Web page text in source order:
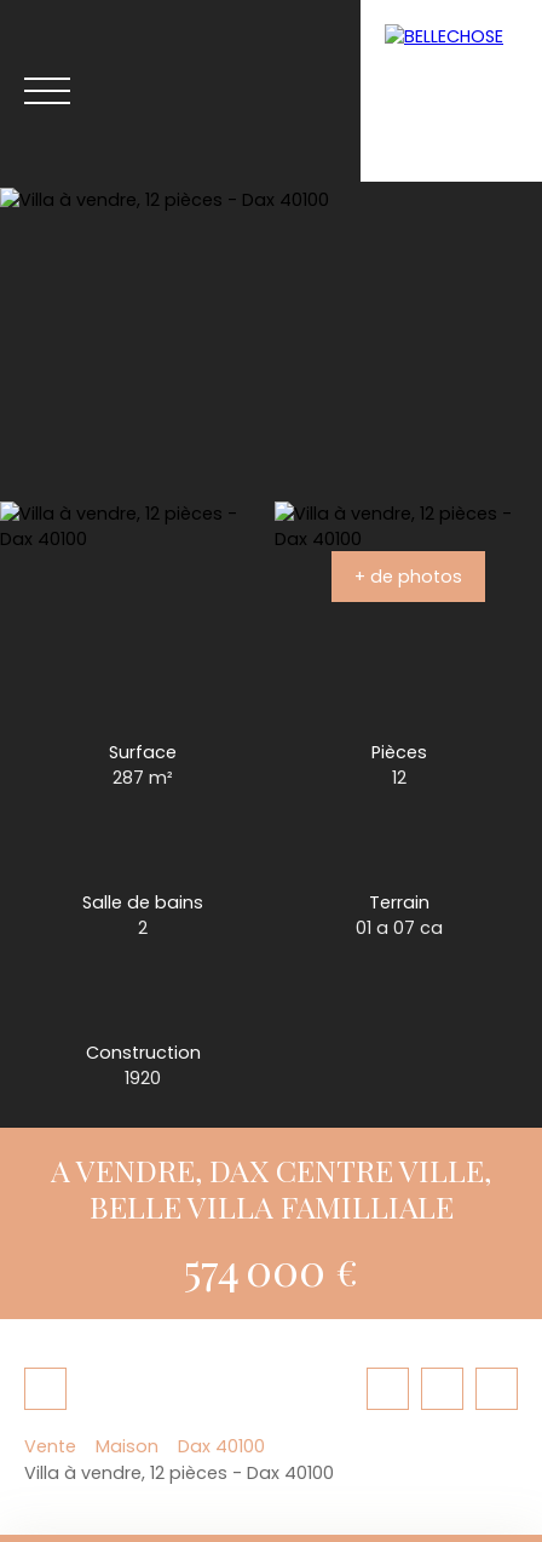
+ de photos
Surface
287m²
Pièces
12
Salle de bains
2
Terrain
01 a 07 ca
Construction
1920
A VENDRE, DAX CENTRE VILLE,
BELLE VILLA FAMILLIALE
574 000 €
Vente Maison
Dax 40100
Villa à vendre, 12 pièces - Dax 40100